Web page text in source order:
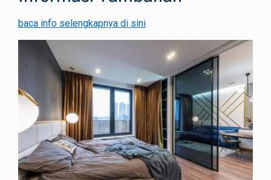
baca info selengkapnya di sini